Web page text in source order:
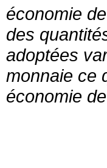
économie
des
adoptées
monnaie ce
économie